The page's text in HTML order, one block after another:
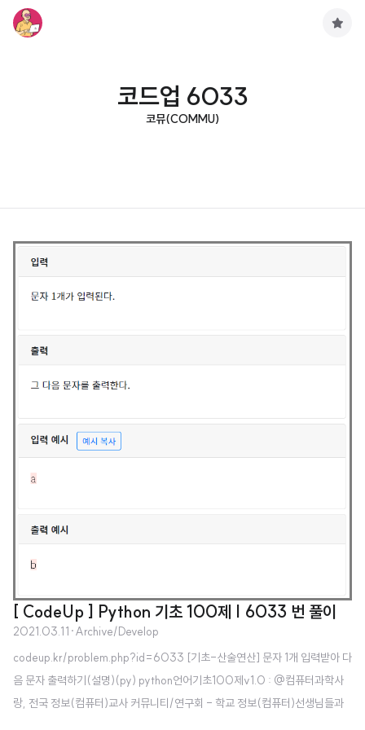
코드업 6033
코뮤(COMMU)
[ CodeUp ] Python 기초 100제 | 6033 번 풀이
2021.03.11 ·Archive/Develop
codeup.kr/problem.php?id=6033 [기초-산술연산] 문자 1개 입력받아 다
음 문자 출력하기(설명)(py) python언어기초100제v1.0 : @컴퓨터과학사
랑, 전국 정보(컴퓨터)교사 커뮤니티/연구회 - 학교 정보(컴퓨터)선생님들과
구